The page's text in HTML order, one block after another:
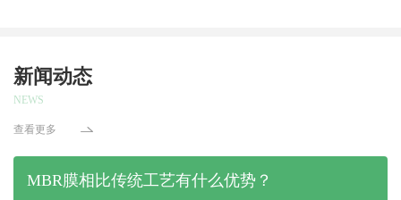
新闻动态
NEWS
查看更多
MBR膜相比传统工艺有什么优势？